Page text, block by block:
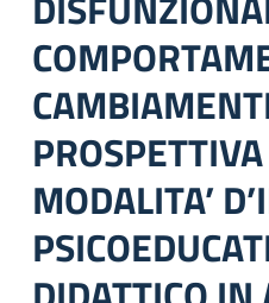
MODALITA’